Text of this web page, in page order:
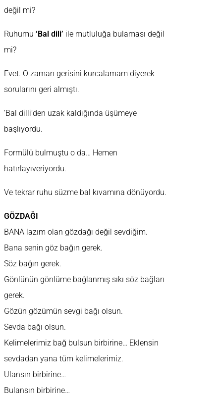
değil mi?
Ruhumu ‘Bal dili’ ile mutluluğa bulaması değil
mi?
Evet. O zaman gerisini kurcalamam diyerek
sorularını geri almıştı.
‘Bal dilli’den uzak kaldığında üşümeye
başlıyordu.
Formülü bulmuştu o da… Hemen
hatırlayıveriyordu.
Ve tekrar ruhu süzme bal kıvamına dönüyordu.
GÖZDAĞI
BANA lazım olan gözdağı değil sevdiğim.
Bana senin göz bağın gerek.
Söz bağın gerek.
Gönlünün gönlüme bağlanmış sıkı söz bağları
gerek.
Gözün gözümün sevgi bağı olsun.
Sevda bağı olsun.
Kelimelerimiz bağ bulsun birbirine… Eklensin
sevdadan yana tüm kelimelerimiz.
Ulansın birbirine…
Bulansın birbirine…